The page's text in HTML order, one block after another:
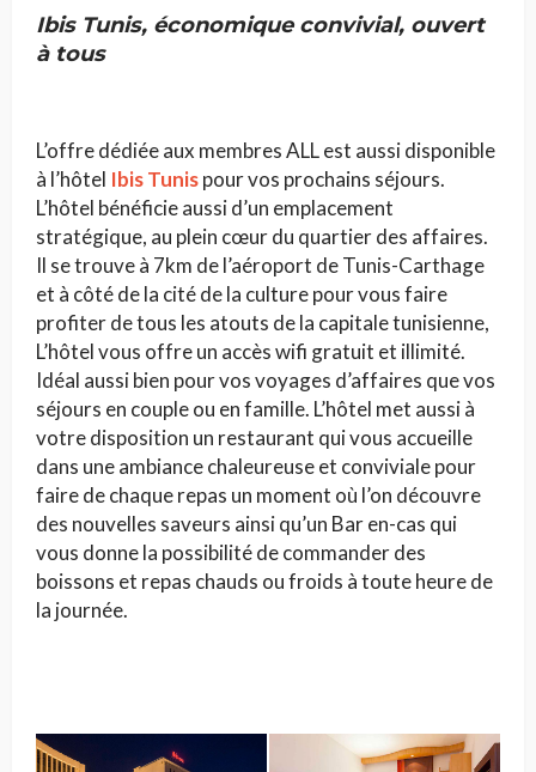
Ibis Tunis, économique convivial, ouvert
à tous
L’offre dédiée aux membres ALL est aussi disponible
à l’hôtel Ibis Tunispour vos prochains séjours.
L’hôtel bénéficie aussi d’un emplacement
stratégique, au plein cœur du quartier des affaires.
Il se trouve à 7km de l’aéroport de Tunis-Carthage
et à côté de la cité de la culture pour vous faire
profiter de tous les atouts de la capitale tunisienne,
L’hôtel vous offre un accès wifi gratuit et illimité.
Idéal aussi bien pour vos voyages d’affaires que vos
séjours en couple ou en famille. L’hôtel met aussi à
votre disposition un restaurant qui vous accueille
dans une ambiance chaleureuse et conviviale pour
faire de chaque repas un moment où l’on découvre
des nouvelles saveurs ainsi qu’un Bar en-cas qui
vous donne la possibilité de commander des
boissons et repas chauds ou froids à toute heure de
la journée.